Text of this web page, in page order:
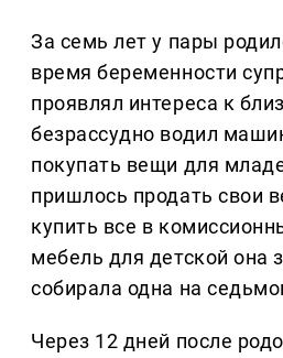
За семь лет у пары
время беременности
проявлял интереса к
безрассудно водил
покупать вещи для
пришлось продать свои
купить все в
мебель для детской она
собирала одна на
Через 12 дней после